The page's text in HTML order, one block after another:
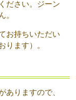
ださい。ジーン
。
お持ちいただい
ります）。
ありますので、